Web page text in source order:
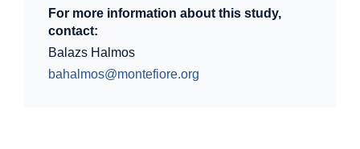
For more information about this study,
contact:
Balazs Halmos
bahalmos@montefiore.org